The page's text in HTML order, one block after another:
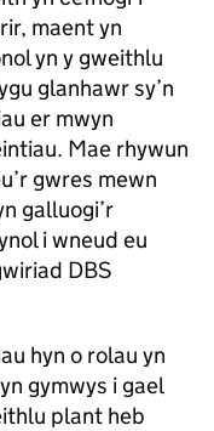
maent yn
yn y gweithlu
glanhawr sy’n
er mwyn
Mae rhywun
gwres mewn
galluogi’r
i wneud eu
DBS
hyn o rolau yn
gymwys i gael
plant heb